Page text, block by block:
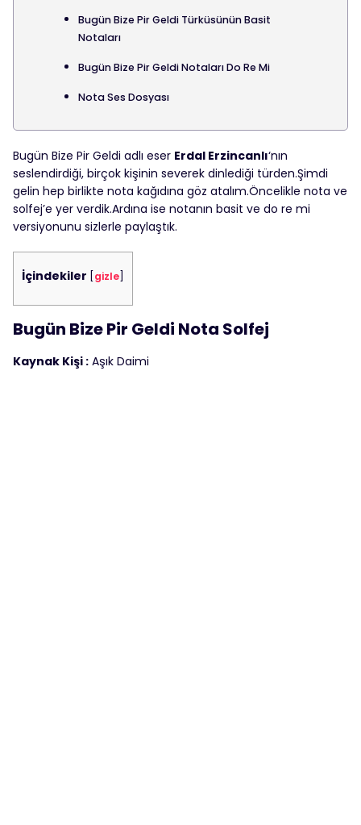
Bugün Bize Pir Geldi Türküsünün Basit
Notaları
Bugün Bize Pir Geldi Notaları Do Re Mi
Nota Ses Dosyası
Bugün Bize Pir Geldi adlı eser Erdal Erzincanlı‘nın
seslendirdiği, birçok kişinin severek dinlediği türden.Şimdi
gelin hep birlikte nota kağıdına göz atalım.Öncelikle nota ve
solfej’e yer verdik.Ardına ise notanın basit ve do re mi
versiyonunu sizlerle paylaştık.
İçindekiler gizle
Bugün Bize Pir Geldi Nota Solfej
Kaynak Kişi : Aşık Daimi